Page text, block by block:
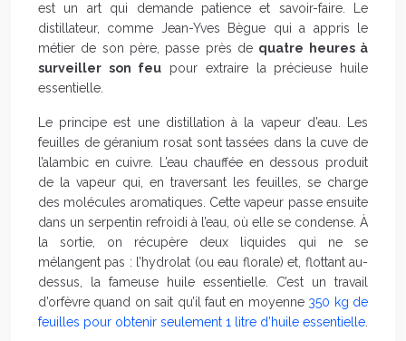
est un art qui demande patience et savoir-faire. Le
distillateur, comme Jean-Yves Bègue qui a appris le
métier de son père, passe près de quatre heures à
surveiller son feu pour extraire la précieuse huile
essentielle.
Le principe est une distillation à la vapeur d’eau. Les
feuilles de géranium rosat sont tassées dans la cuve de
l’alambic en cuivre. L’eau chauffée en dessous produit
de la vapeur qui, en traversant les feuilles, se charge
des molécules aromatiques. Cette vapeur passe ensuite
dans un serpentin refroidi à l’eau, où elle se condense. À
la sortie, on récupère deux liquides qui ne se
mélangent pas : l’hydrolat (ou eau florale) et, flottant au-
dessus, la fameuse huile essentielle. C’est un travail
d’orfèvre quand on sait qu’il faut en moyenne 350 kg de
feuilles pour obtenir seulement 1 litre d’huile essentielle